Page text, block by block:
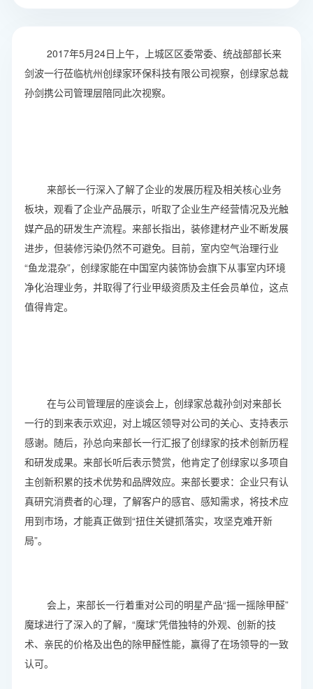
2017年5月24日上午，上城区区委常委、统战部部长来
剑波一行莅临杭州创绿家环保科技有限公司视察，创绿家总裁
孙剑携公司管理层陪同此次视察。
来部长一行深入了解了企业的发展历程及相关核心业务
板块，观看了企业产品展示，听取了企业生产经营情况及光触
媒产品的研发生产流程。来部长指出，装修建材产业不断发展
进步，但装修污染仍然不可避免。目前，室内空气治理行业
“鱼龙混杂”，创绿家能在中国室内装饰协会旗下从事室内环境
净化治理业务，并取得了行业甲级资质及主任会员单位，这点
值得肯定。
在与公司管理层的座谈会上，创绿家总裁孙剑对来部长
一行的到来表示欢迎，对上城区领导对公司的关心、支持表示
感谢。随后，孙总向来部长一行汇报了创绿家的技术创新历程
和研发成果。来部长听后表示赞赏，他肯定了创绿家以多项自
主创新积累的技术优势和品牌效应。来部长要求：企业只有认
真研究消费者的心理，了解客户的感官、感知需求，将技术应
用到市场，才能真正做到“扭住关键抓落实，攻坚克难开新
局”。
会上，来部长一行着重对公司的明星产品“摇一摇除甲醛”
魔球进行了深入的了解，“魔球”凭借独特的外观、创新的技
术、亲民的价格及出色的除甲醛性能，赢得了在场领导的一致
认可。